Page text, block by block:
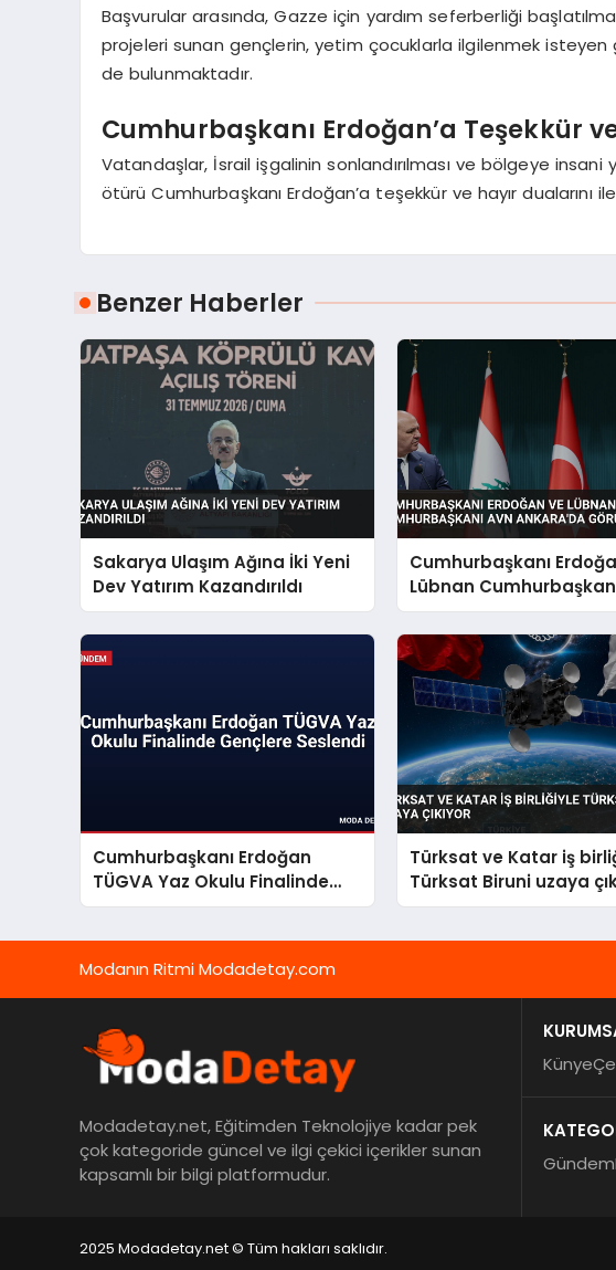
Başvurular arasında, Gazze için yardım seferberliği
projeleri sunan gençlerin, yetim çocuklarla ilgilenmek
de bulunmaktadır.
Cumhurbaşkanı Erdoğan’a Teşekkür
Vatandaşlar, İsrail işgalinin sonlandırılması ve bölgeye insani
ötürü Cumhurbaşkanı Erdoğan’a teşekkür ve hayır dualarını
Benzer Haberler
Sakarya Ulaşım Ağına İki Yeni
Dev Yatırım Kazandırıldı
Cumhurbaşkanı
Lübnan
Ankara’da Görüştü
Cumhurbaşkanı Erdoğan
TÜGVA Yaz Okulu Finalinde
Gençlere Seslendi
Türksat ve Katar iş
Türksat Biruni uzaya
Modanın Ritmi Modadetay.com
Modadetay.net, Eğitimden Teknolojiye kadar pek
çok kategoride güncel ve ilgi çekici içerikler sunan
kapsamlı bir bilgi platformudur.
Künye
Gündem
2025 Modadetay.net © Tüm hakları saklıdır.